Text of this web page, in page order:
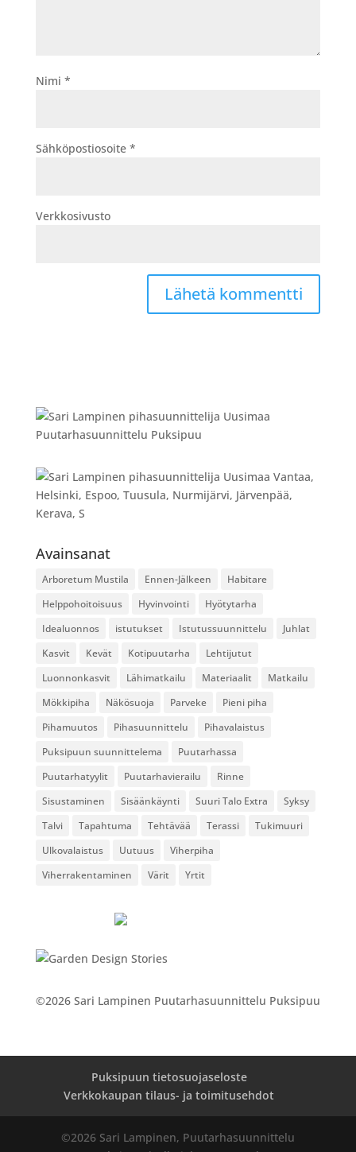
Nimi *
Sähköpostiosoite *
Verkkosivusto
Avainsanat
Arboretum Mustila Ennen-Jälkeen
Habitare
Helppohoitoisuus
Hyvinvointi
Hyötytarha
Idealuonnos
istutukset Istutussuunnittelu
Juhlat
Kasvit
Kevät Kotipuutarha
Lehtijutut
Luonnonkasvit
Lähimatkailu Materiaalit
Matkailu
Mökkipiha
Näkösuoja Parveke
Pieni piha
Pihamuutos
Pihasuunnittelu
Pihavalaistus
Puksipuun suunnittelema
Puutarhassa
Puutarhatyylit
Puutarhavierailu
Rinne
Sisustaminen
Sisäänkäynti Suuri Talo Extra
Syksy
Talvi
Tapahtuma Tehtävää Terassi
Tukimuuri
Ulkovalaistus
Uutuus
Viherpiha
Viherrakentaminen
Värit Yrtit
©2026 Sari Lampinen Puutarhasuunnittelu Puksipuu
Puksipuun tietosuojaseloste
Verkkokaupan tilaus- ja toimitusehdot
©2026 Sari Lampinen, Puutarhasuunnittelu